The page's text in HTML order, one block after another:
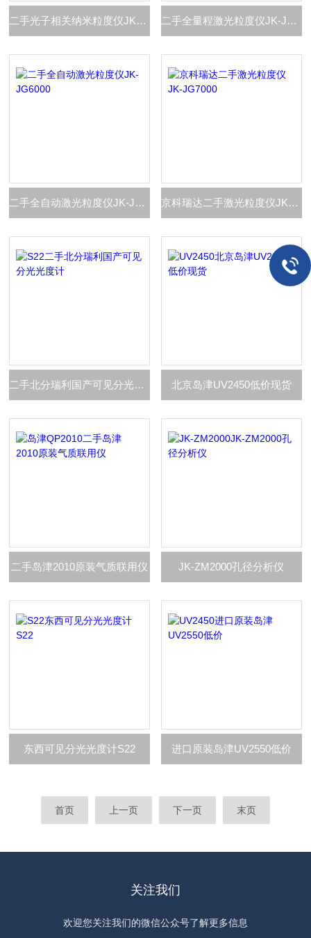
二手光子相关纳米粒度仪JK-JG9000 二手全量程激光粒度仪JK-JG8000
二手全自动激光粒度仪JK-JG6000 京科瑞达二手激光粒度仪JK-JG7000
二手北分瑞利国产可见分光光度计 北京岛津UV2450低价现货
二手岛津2010原装气质联用仪 JK-ZM2000孔径分析仪
东西可见分光光度计S22 进口原装岛津UV2550低价
首页 上一页 下一页 末页
关注我们
欢迎您关注我们的微信公众号了解更多信息